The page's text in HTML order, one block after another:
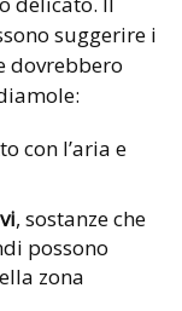
suggerire i
dovrebbero
con l’aria e
, sostanze che
possono
zona